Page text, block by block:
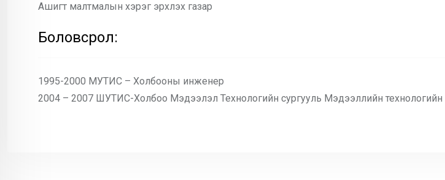
Ашигт малтмалын хэрэг эрхлэх газар
Боловсрол:
1995-2000 МУТИС – Холбооны инженер
2004 – 2007 ШУТИС-Холбоо Мэдээлэл Технологийн сургууль Мэдээллийн